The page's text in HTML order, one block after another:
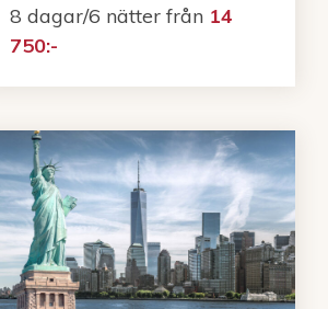
8 dagar/6 nätter från 14
750:-